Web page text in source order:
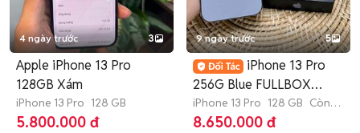
4 ngày trước 3
Apple iPhone 13 Pro
128GB Xám
iPhone 13 Pro 128 GB
5.800.000 đ
9 ngày trước 5
iPhone 13 Pro
256G Blue FULLBOX
KENG APPLE 12/2025
iPhone 13 Pro 128 GB Còn
bảo hành
8.650.000 đ